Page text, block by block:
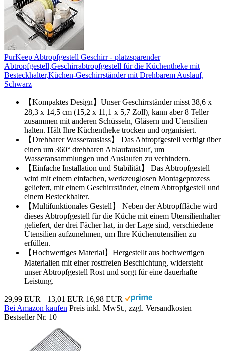
PurKeep Abtropfgestell Geschirr - platzsparender
Abtropfgestell,Geschirrabtropfgestell für die Küchentheke mit
Besteckhalter,Küchen-Geschirrständer mit Drehbarem Auslauf,
Schwarz
【Kompaktes Design】Unser Geschirrständer misst 38,6 x
28,3 x 14,5 cm (15,2 x 11,1 x 5,7 Zoll), kann aber 8 Teller
zusammen mit anderen Schüsseln, Gläsern und Utensilien
halten. Hält Ihre Küchentheke trocken und organisiert.
【Drehbarer Wasserauslass】 Das Abtropfgestell verfügt über
einen um 360° drehbaren Ablaufauslauf, um
Wasseransammlungen und Auslaufen zu verhindern.
【Einfache Installation und Stabilität】 Das Abtropfgestell
wird mit einem einfachen, werkzeuglosen Montageprozess
geliefert, mit einem Geschirrständer, einem Abtropfgestell und
einem Besteckhalter.
【Multifunktionales Gestell】 Neben der Abtropffläche wird
dieses Abtropfgestell für die Küche mit einem Utensilienhalter
geliefert, der drei Fächer hat, in der Lage sind, verschiedene
Utensilien aufzunehmen, um Ihre Küchenutensilien zu
erfüllen.
【Hochwertiges Material】Hergestellt aus hochwertigen
Materialien mit einer rostfreien Beschichtung, widersteht
unser Abtropfgestell Rost und sorgt für eine dauerhafte
Leistung.
29,99 EUR −13,01 EUR 16,98 EUR
Bei Amazon kaufen Preis inkl. MwSt., zzgl. Versandkosten
Bestseller Nr. 10